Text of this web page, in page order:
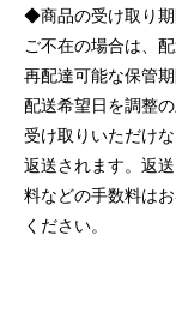
◆商品の受け取り
ご不在の場合は、
再配達可能な保管
配送希望日を調整
受け取りいただけ
返送されます。返
料などの手数料は
ください。